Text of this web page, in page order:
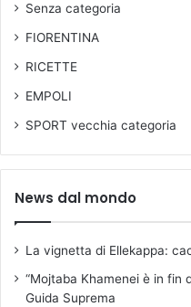
Senza categoria
FIORENTINA
RICETTE
EMPOLI
SPORT vecchia categoria
News dal mondo
La vignetta di Ellekappa:
“Mojtaba Khamenei è in fin
Guida Suprema